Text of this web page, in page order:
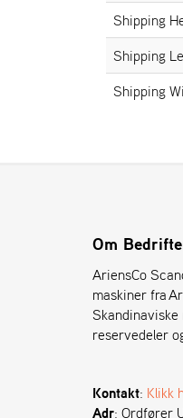
Shipping
Shipping
Shipping
Om
AriensCo
maskiner fra
reservedeler
Kontakt: Klikk
Adr: Ordfører